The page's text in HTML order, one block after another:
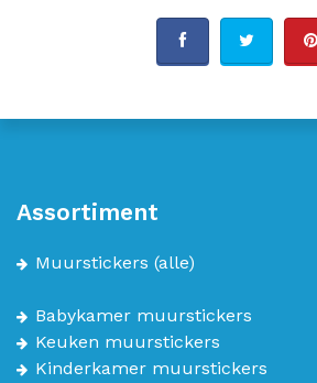
Assortiment
Muurstickers (alle)
Babykamer muurstickers
Keuken muurstickers
Kinderkamer muurstickers